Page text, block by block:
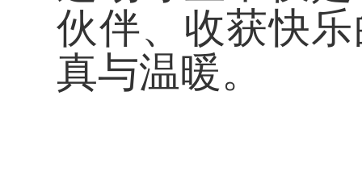
伙伴、收获快
真与温暖。